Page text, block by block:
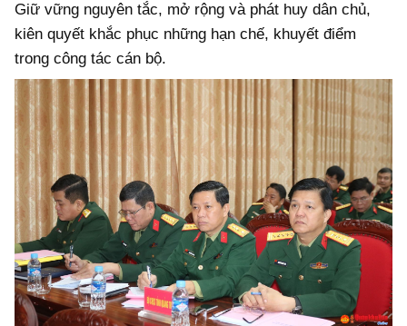
Giữ vững nguyên tắc, mở rộng và phát huy dân chủ,
kiên quyết khắc phục những hạn chế, khuyết điểm
trong công tác cán bộ.